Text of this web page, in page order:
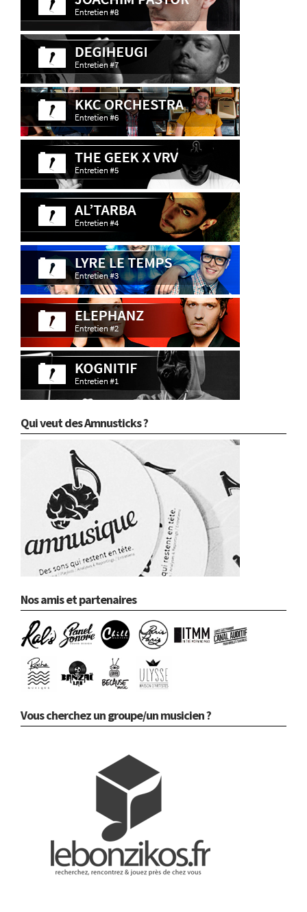
Qui veut des Amnusticks ?
Nos amis et partenaires
Vous cherchez un groupe/un musicien ?